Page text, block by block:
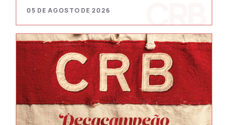
05 DE AGOSTO DE 2026